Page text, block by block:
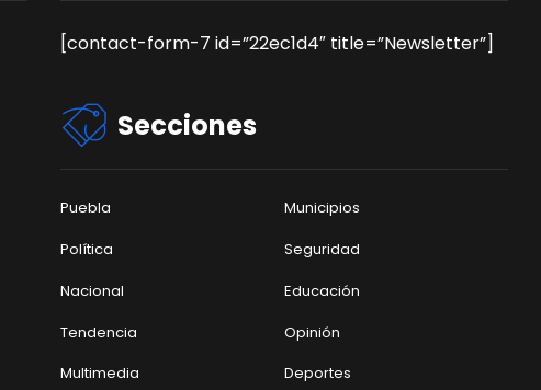
[contact-form-7 id=”22ec1d4″ title=”Newsletter”]
Secciones
Puebla
Municipios
Política
Seguridad
Nacional
Educación
Tendencia
Opinión
Multimedia
Deportes